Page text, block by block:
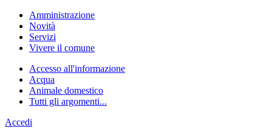
Amministrazione
Novità
Servizi
Vivere il comune
Accesso all'informazione
Acqua
Animale domestico
Tutti gli argomenti...
Accedi